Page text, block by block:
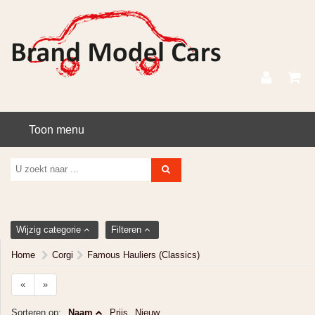
Toon menu
Wijzig categorie Filteren
Home Corgi Famous Hauliers (Classics)
« »
Sorteren op: Naam Prijs Nieuw